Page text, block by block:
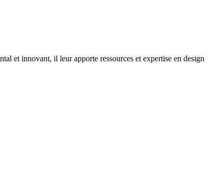
et innovant, il leur apporte ressources et expertise en design